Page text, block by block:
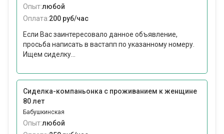
Опыт:любой
Оплата:200 руб/час
Если Вас заинтересовало данное объявление,
просьба написать в вастапп по указанному номеру.
Ищем сиделку...
Сиделка-компаньонка с проживанием к женщине
80 лет
Бабушкинская
Опыт:любой